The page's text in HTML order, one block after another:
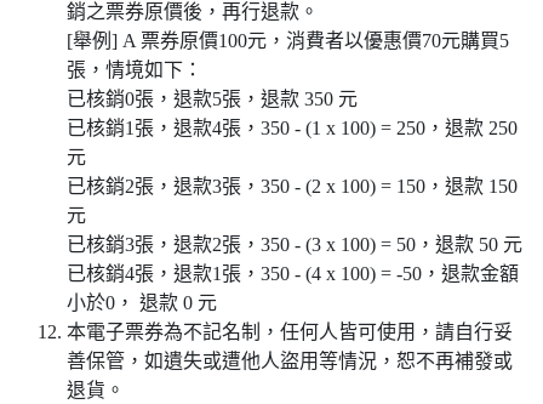
銷之票券原價後，再行退款。
[舉例] A 票券原價100元，消費者以優惠價70元購買5
張，情境如下：
已核銷0張，退款5張，退款 350 元
已核銷1張，退款4張，350 - (1 x 100) = 250，退款 250
元
已核銷2張，退款3張，350 - (2 x 100) = 150，退款 150
元
已核銷3張，退款2張，350 - (3 x 100) = 50，退款 50 元
已核銷4張，退款1張，350 - (4 x 100) = -50，退款金額
小於0， 退款 0 元
本電子票券為不記名制，任何人皆可使用，請自行妥
善保管，如遺失或遭他人盜用等情況，恕不再補發或
退貨。